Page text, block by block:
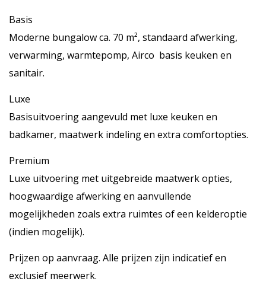
Basis
Moderne bungalow ca. 70 m², standaard afwerking,
verwarming, warmtepomp, Airco basis keuken en
sanitair.
Luxe
Basisuitvoering aangevuld met luxe keuken en
badkamer, maatwerk indeling en extra comfortopties.
Premium
Luxe uitvoering met uitgebreide maatwerk opties,
hoogwaardige afwerking en aanvullende
mogelijkheden zoals extra ruimtes of een kelderoptie
(indien mogelijk).
Prijzen op aanvraag. Alle prijzen zijn indicatief en
exclusief meerwerk.